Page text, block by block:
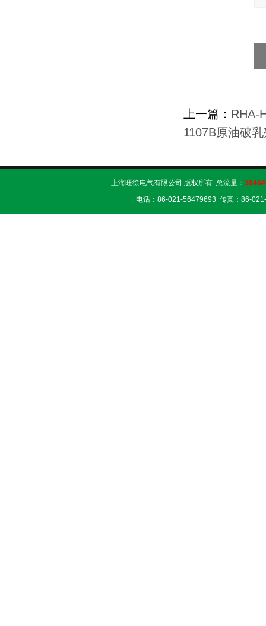
上一篇： RHA-
1107B原油破
上海旺徐电气有限公司 版权所有 总流量：
电话：86-021-56479693 传真：86-